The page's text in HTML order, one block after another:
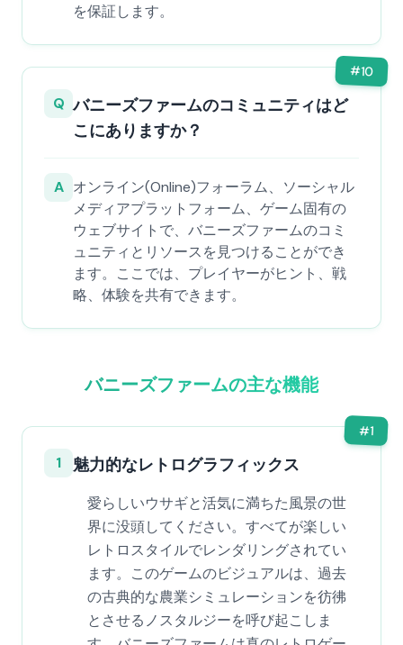
を保証します。
#10
Q バニーズファームのコミュニティはど
こにありますか？
A オンライン(Online)フォーラム、ソーシャル
メディアプラットフォーム、ゲーム固有の
ウェブサイトで、バニーズファームのコミ
ュニティとリソースを見つけることができ
ます。ここでは、プレイヤーがヒント、戦
略、体験を共有できます。
バニーズファームの主な機能
#1
1 魅力的なレトログラフィックス
愛らしいウサギと活気に満ちた風景の世
界に没頭してください。すべてが楽しい
レトロスタイルでレンダリングされてい
ます。このゲームのビジュアルは、過去
の古典的な農業シミュレーションを彷彿
とさせるノスタルジーを呼び起こしま